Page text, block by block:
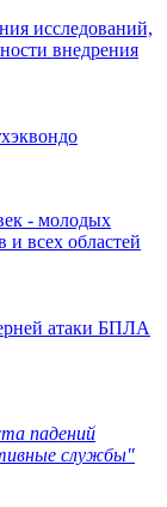
исследований,
внедрения
- молодых
и всех областей
атаки БПЛА
падений
службы"